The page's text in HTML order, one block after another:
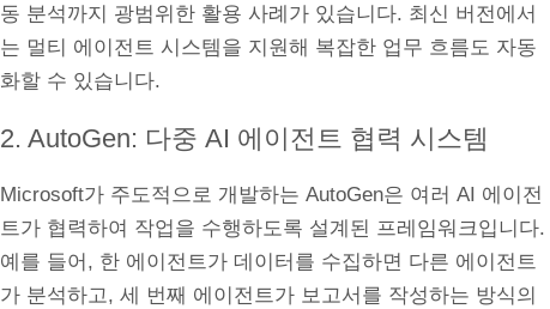
동 분석까지 광범위한 활용 사례가 있습니다. 최신 버전에서
는 멀티 에이전트 시스템을 지원해 복잡한 업무 흐름도 자동
화할 수 있습니다.
2. AutoGen: 다중 AI 에이전트 협력 시스템
Microsoft가 주도적으로 개발하는 AutoGen은 여러 AI 에이전
트가 협력하여 작업을 수행하도록 설계된 프레임워크입니다.
예를 들어, 한 에이전트가 데이터를 수집하면 다른 에이전트
가 분석하고, 세 번째 에이전트가 보고서를 작성하는 방식의